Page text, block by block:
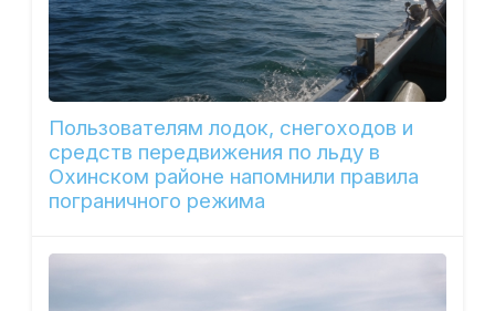
Пользователям лодок, снегоходов и
средств передвижения по льду в
Охинском районе напомнили правила
пограничного режима